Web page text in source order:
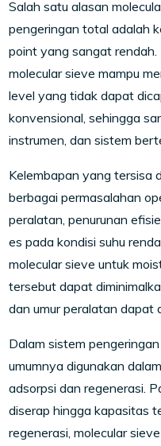
Salah satu alasan
pengeringan total adalah
point yang sangat rendah.
molecular sieve mampu
level yang tidak dapat
konvensional, sehingga
instrumen, dan sistem
Kelembapan yang tersisa
berbagai permasalahan
peralatan, penurunan
es pada kondisi suhu
molecular sieve untuk
tersebut dapat
dan umur peralatan dapat
Dalam sistem
umumnya digunakan
adsorpsi dan regenerasi.
diserap hingga kapasitas
regenerasi, molecular